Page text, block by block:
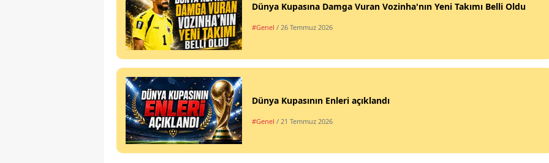
Dünya Kupasına Damga Vuran Vozinha'nın Yeni Takımı Belli Oldu
#Genel / 26 Temmuz 2026
Dünya Kupasının Enleri açıklandı
#Genel / 21 Temmuz 2026